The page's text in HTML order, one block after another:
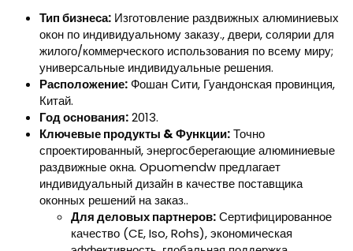
Тип бизнеса: Изготовление раздвижных алюминиевых
окон по индивидуальному заказу., двери, солярии для
жилого/коммерческого использования по всему миру;
универсальные индивидуальные решения.
Расположение:Фошан Сити, Гуандонская провинция,
Китай.
Год основания:2013.
Ключевые продукты & Функции:Точно
спроектированный, энергосберегающие алюминиевые
раздвижные окна. Opuomendw предлагает
индивидуальный дизайн в качестве поставщика
оконных решений на заказ..
Для деловых партнеров:Сертифицированное
качество (CE, Iso, Rohs), экономическая